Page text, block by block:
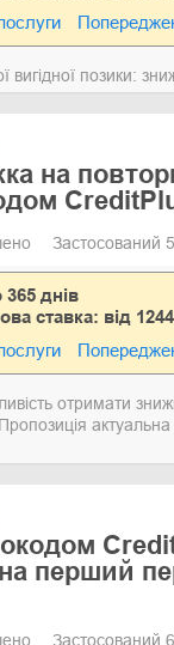
вигідної позики:
на
Застосований
днів
ставка: від
отримати
перший
Застосований